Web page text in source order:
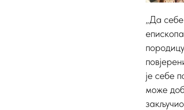
„Да
је себе
може